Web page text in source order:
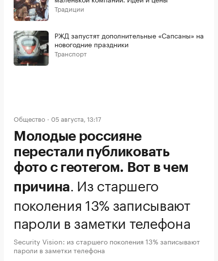
Традиции
РЖД запустят дополнительные «Сапсаны» на
новогодние праздники
Транспорт
Общество 05 августа, 13:17
Молодые россияне
перестали публиковать
фото с геотегом. Вот в чем
причина. Из старшего
поколения 13% записывают
пароли в заметки телефона
Security Vision: из старшего поколения 13% записывают
пароли в заметки телефона